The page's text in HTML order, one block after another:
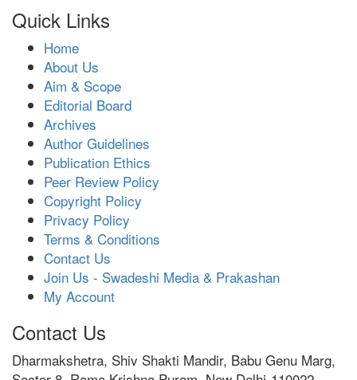
Quick Links
Home
About Us
Aim & Scope
Editorial Board
Archives
Author Guidelines
Publication Ethics
Peer Review Policy
Copyright Policy
Privacy Policy
Terms & Conditions
Contact Us
Join Us - Swadeshi Media & Prakashan
My Account
Contact Us
Dharmakshetra, Shiv Shakti Mandir, Babu Genu Marg,